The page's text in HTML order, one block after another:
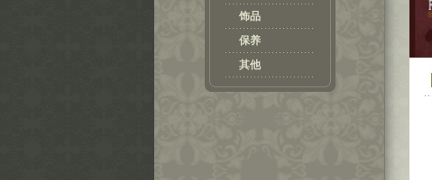
饰品
保养
其他